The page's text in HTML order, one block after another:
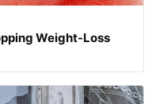
Weight-Loss